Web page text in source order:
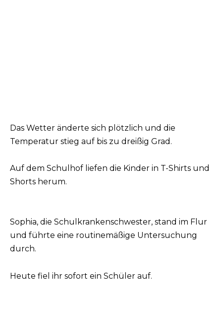
Das Wetter änderte sich plötzlich und die
Temperatur stieg auf bis zu dreißig Grad.
Auf dem Schulhof liefen die Kinder in T-Shirts und
Shorts herum.
Sophia, die Schulkrankenschwester, stand im Flur
und führte eine routinemäßige Untersuchung
durch.
Heute fiel ihr sofort ein Schüler auf.